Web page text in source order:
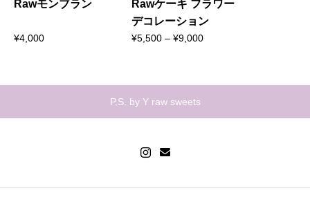
Rawモンブラン
¥4,000
Rawケーキ フラワー
デコレーション
¥5,500 – ¥9,000
価
¥9,000
P.S. by Y raw sweets